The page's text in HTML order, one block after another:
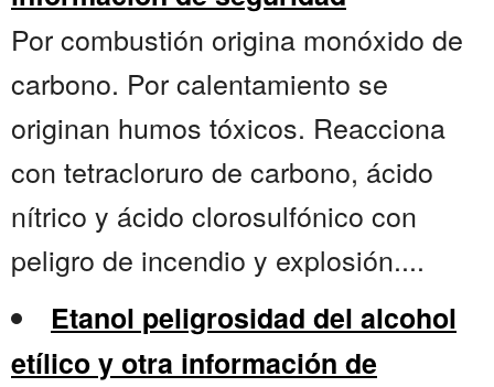
Por combustión origina monóxido de
carbono. Por calentamiento se
originan humos tóxicos. Reacciona
con tetracloruro de carbono, ácido
nítrico y ácido clorosulfónico con
peligro de incendio y explosión....
Etanol peligrosidad del alcohol
etílico y otra información de